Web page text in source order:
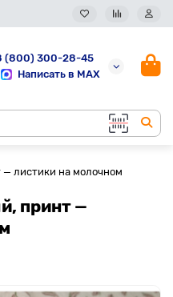
(800) 300-28-45
Написать в MAX
листики на молочном
принт —